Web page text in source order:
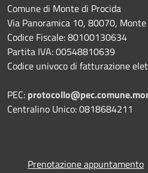
Comune di Monte di Procida
Via Panoramica 10, 80070,
Codice Fiscale: 80100130634
Partita IVA: 00548810639
Codice univoco di fatturazione
PEC:
Centralino Unico:0818684211
Prenotazione appuntamento